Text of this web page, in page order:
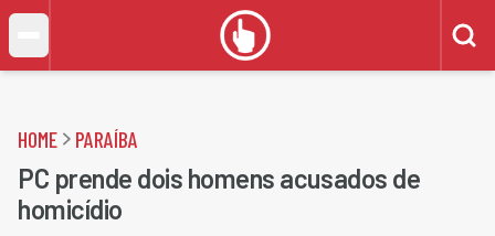
HOME PARAÍBA
PC prende dois homens acusados de
homicídio